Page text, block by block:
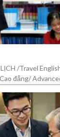
/Travel
đẳng/